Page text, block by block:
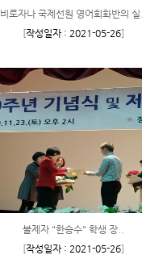
비로자나 국제선원 영어회화반의 실..
[작성일자 : 2021-05-26]
불제자 "한승수" 학생 장..
[작성일자 : 2021-05-26]